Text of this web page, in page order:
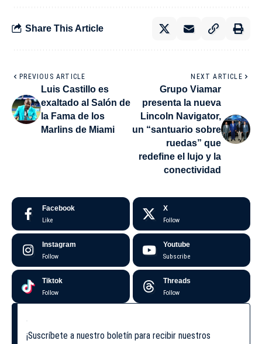
Share This Article
PREVIOUS ARTICLE
Luis Castillo es
exaltado al Salón de
la Fama de los
Marlins de Miami
NEXT ARTICLE
Grupo Viamar
presenta la nueva
Lincoln Navigator,
un “santuario sobre
ruedas” que
redefine el lujo y la
conectividad
Facebook
Like
X
Follow
Instagram
Follow
Youtube
Subscribe
Tiktok
Follow
Threads
Follow
¡Suscríbete a nuestro boletín para recibir nuestros